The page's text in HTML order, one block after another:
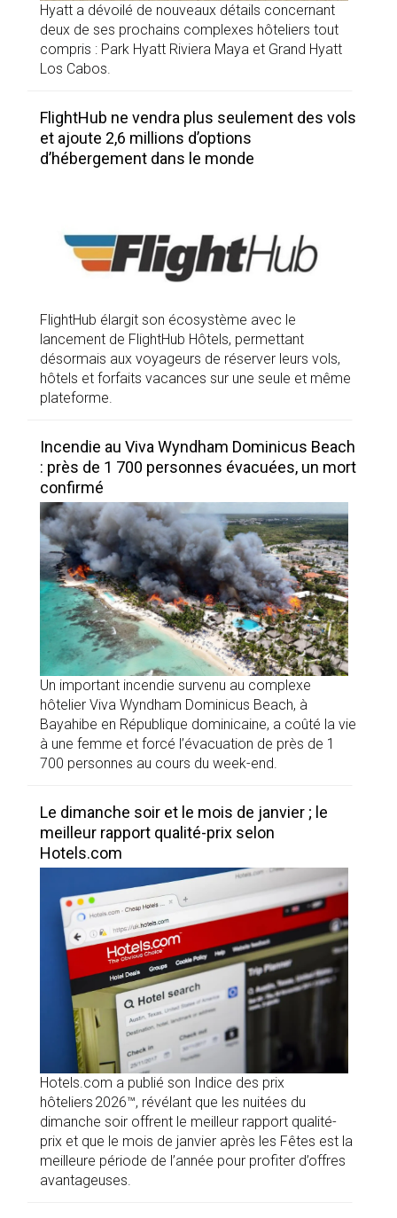
Hyatt a dévoilé de nouveaux détails concernant
deux de ses prochains complexes hôteliers tout
compris : Park Hyatt Riviera Maya et Grand Hyatt
Los Cabos.
FlightHub ne vendra plus seulement des vols
et ajoute 2,6 millions d’options
d’hébergement dans le monde
FlightHub élargit son écosystème avec le
lancement de FlightHub Hôtels, permettant
désormais aux voyageurs de réserver leurs vols,
hôtels et forfaits vacances sur une seule et même
plateforme.
Incendie au Viva Wyndham Dominicus Beach
: près de 1 700 personnes évacuées, un mort
confirmé
Un important incendie survenu au complexe
hôtelier Viva Wyndham Dominicus Beach, à
Bayahibe en République dominicaine, a coûté la vie
à une femme et forcé l’évacuation de près de 1
700 personnes au cours du week-end.
Le dimanche soir et le mois de janvier ; le
meilleur rapport qualité-prix selon
Hotels.com
Hotels.com a publié son Indice des prix
hôteliers 2026™, révélant que les nuitées du
dimanche soir offrent le meilleur rapport qualité-
prix et que le mois de janvier après les Fêtes est la
meilleure période de l’année pour profiter d’offres
avantageuses.